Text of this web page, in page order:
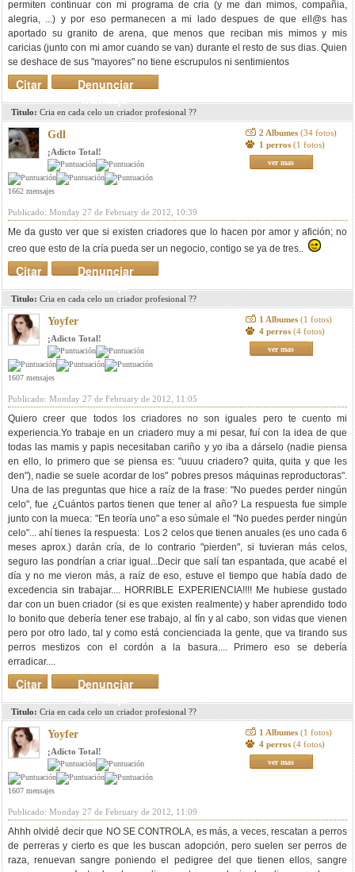
permiten continuar con mi programa de cria (y me dan mimos, compañia,
alegria, ...) y por eso permanecen a mi lado despues de que ell@s has
aportado su granito de arena, que menos que reciban mis mimos y mis
caricias (junto con mi amor cuando se van) durante el resto de sus dias. Quien
se deshace de sus "mayores" no tiene escrupulos ni sentimientos
Denunciar
mensaje
Citar
Titulo: Cria en cada celo un criador profesional ??
Gdl
¡Adicto Total!
1662 mensajes
2 Albumes (34 fotos)
1 perros (1 fotos)
ver mas
Publicado: Monday 27 de February de 2012, 10:39
Me da gusto ver que si existen criadores que lo hacen por amor y afición; no
creo que esto de la cría pueda ser un negocio, contigo se ya de tres..
Denunciar
mensaje
Citar
Titulo: Cria en cada celo un criador profesional ??
Yoyfer
¡Adicto Total!
1607 mensajes
1 Albumes (1 fotos)
4 perros (4 fotos)
ver mas
Publicado: Monday 27 de February de 2012, 11:05
Quiero creer que todos los criadores no son iguales pero te cuento mi
experiencia.Yo trabaje en un criadero muy a mi pesar, fuí con la idea de que
todas las mamis y papis necesitaban cariño y yo iba a dárselo (nadie piensa
en ello, lo primero que se piensa es: "uuuu criadero? quita, quita y que les
den"), nadie se suele acordar de los" pobres presos máquinas reproductoras".
Una de las preguntas que hice a raíz de la frase: "No puedes perder ningún
celo", fue ¿Cuántos partos tienen que tener al año? La respuesta fue simple
junto con la mueca: "En teoría uno" a eso súmale el "No puedes perder ningún
celo"... ahí tienes la respuesta: Los 2 celos que tienen anuales (es uno cada 6
meses aprox.) darán cría, de lo contrario "pierden", si tuvieran más celos,
seguro las pondrían a criar igual...Decir que salí tan espantada, que acabé el
día y no me vieron más, a raíz de eso, estuve el tiempo que había dado de
excedencia sin trabajar.... HORRIBLE EXPERIENCIA!!!! Me hubiese gustado
dar con un buen criador (si es que existen realmente) y haber aprendido todo
lo bonito que debería tener ese trabajo, al fín y al cabo, son vidas que vienen
pero por otro lado, tal y como está concienciada la gente, que va tirando sus
perros mestizos con el cordón a la basura.... Primero eso se debería
erradicar....
Denunciar
mensaje
Citar
Titulo: Cria en cada celo un criador profesional ??
Yoyfer
¡Adicto Total!
1607 mensajes
1 Albumes (1 fotos)
4 perros (4 fotos)
ver mas
Publicado: Monday 27 de February de 2012, 11:09
Ahhh olvidé decir que NO SE CONTROLA, es más, a veces, rescatan a perros
de perreras y cierto es que les buscan adopción, pero suelen ser perros de
raza, renuevan sangre poniendo el pedigree del que tienen ellos, sangre